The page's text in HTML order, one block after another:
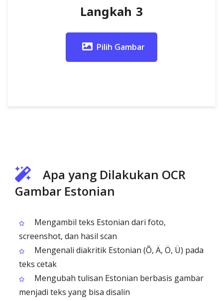
Langkah 3
Pilih Gambar
Apa yang Dilakukan OCR
Gambar Estonian
Mengambil teks Estonian dari foto,
screenshot, dan hasil scan
Mengenali diakritik Estonian (Õ, Ä, Ö, Ü) pada
teks cetak
Mengubah tulisan Estonian berbasis gambar
menjadi teks yang bisa disalin